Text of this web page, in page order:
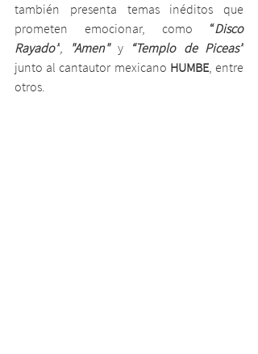
también presenta temas inéditos que
prometen emocionar, como “Disco
Rayado”, "Amen" y “Templo de Piceas”
junto al cantautor mexicano HUMBE, entre
otros.